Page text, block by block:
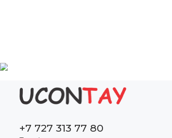
+7 727 313 77 80